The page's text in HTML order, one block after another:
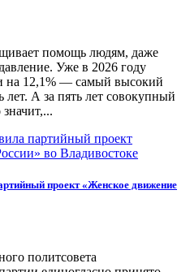
помощь людям, даже
Уже в 2026 году
на 12,1% — самый высокий
лет. А за пять лет совокупный
проект «Женское движение
политсовета